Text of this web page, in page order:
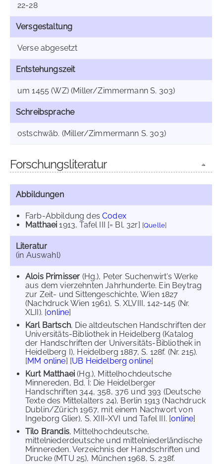
22-28
Versgestaltung
Verse abgesetzt
Entstehungszeit
um 1455 (WZ) (Miller/Zimmermann S. 303)
Schreibsprache
ostschwäb. (Miller/Zimmermann S. 303)
Forschungsliteratur
Abbildungen
Farb-Abbildung desCodex
Matthaei 1913, Tafel III [= Bl. 32r] [Quelle]
Literatur
(in Auswahl)
Alois Primisser (Hg.), Peter Suchenwirt's Werke
aus dem vierzehnten Jahrhunderte. Ein Beytrag
zur Zeit- und Sittengeschichte, Wien 1827
(Nachdruck Wien 1961), S. XLVIII, 142-145 (Nr.
XLII). [online]
Karl Bartsch, Die altdeutschen Handschriften der
Universitäts-Bibliothek in Heidelberg (Katalog
der Handschriften der Universitäts-Bibliothek in
Heidelberg I), Heidelberg 1887, S. 128f. (Nr. 215).
[MM online] [UB Heidelberg online]
Kurt Matthaei(Hg.), Mittelhochdeutsche
Minnereden, Bd. I: Die Heidelberger
Handschriften 344, 358, 376 und 393 (Deutsche
Texte des Mittelalters 24), Berlin 1913 (Nachdruck
Dublin/Zürich 1967, mit einem Nachwort von
Ingeborg Glier), S. XIII-XVI und Tafel III. [online]
Tilo Brandis, Mittelhochdeutsche,
mittelniederdeutsche und mittelniederländische
Minnereden. Verzeichnis der Handschriften und
Drucke (MTU 25), München 1968, S. 238f.